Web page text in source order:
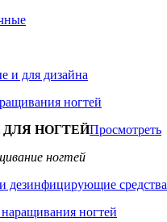
и для дизайна
ногтей
НОГТЕЙПросмотреть
ногтей
дезинфицирующие средства
ногтей